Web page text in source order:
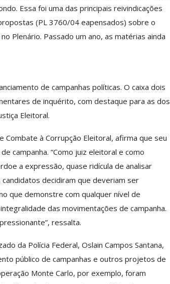
Essa foi uma das principais reivindicações
(PL 3760/04 eapensados) sobre o
no Plenário. Passado um ano, as matérias ainda
de campanhas políticas. O caixa dois
de inquérito, com destaque para as dos
Eleitoral.
à Corrupção Eleitoral, afirma que seu
campanha. “Como juiz eleitoral e como
a expressão, quase ridícula de analisar
decidiram que deveriam ser
que demonstre com qualquer nível de
das movimentações de campanha.
ressalta.
da Polícia Federal, Oslain Campos Santana,
público de campanhas e outros projetos de
Monte Carlo, por exemplo, foram
Mais De Mil Procedimentos
Realizados No Primeiro
Semestre Mostram A